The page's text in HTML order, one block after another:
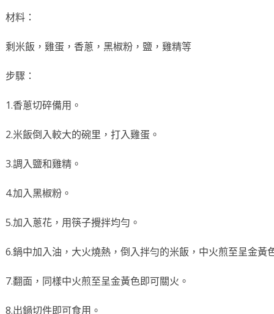
材料：
剩米飯，雞蛋，香蔥，黑椒粉，鹽，雞精等
步驟：
1.香蔥切碎備用。
2.米飯倒入較大的碗里，打入雞蛋。
3.調入鹽和雞精。
4.加入黑椒粉。
5.加入蔥花，用筷子攪拌均勻。
6.鍋中加入油，大火燒熱，倒入拌勻的米飯，中火煎至呈金黃
7.翻面，同樣中火煎至呈金黃色即可關火。
8.出鍋切件即可食用。